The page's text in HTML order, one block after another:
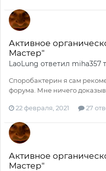
Активное
Мастер"
LaoLung ответил miha357
Споробактерин я сам
форума. Мне ничего
22 февраля, 2021 27
Активное
Мастер"